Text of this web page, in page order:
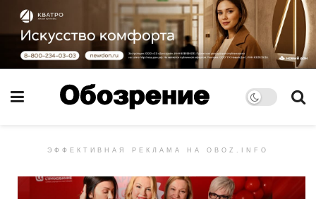
ЭФФЕКТИВНАЯ РЕКЛАМА НА OBOZ.INFO